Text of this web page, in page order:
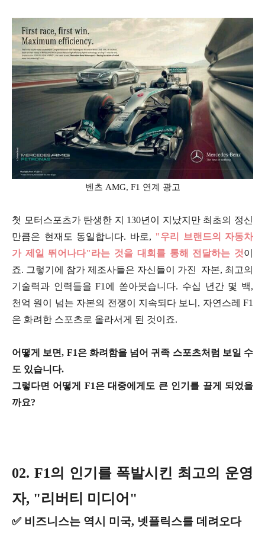
벤츠 AMG, F1 연계 광고
첫 모터스포츠가 탄생한 지 130년이 지났지만 최초의 정신
만큼은 현재도 동일합니다. 바로, "우리 브랜드의 자동차
가 제일 뛰어나다"라는 것을 대회를 통해 전달하는 것이
죠. 그렇기에 참가 제조사들은 자신들이 가진 자본, 최고의
기술력과 인력들을 F1에 쏟아붓습니다. 수십 년간 몇 백,
천억 원이 넘는 자본의 전쟁이 지속되다 보니, 자연스레 F1
은 화려한 스포츠로 올라서게 된 것이죠.
어떻게 보면, F1은 화려함을 넘어 귀족 스포츠처럼 보일 수
도 있습니다.
그렇다면 어떻게 F1은 대중에게도 큰 인기를 끌게 되었을
까요?
02. F1의 인기를 폭발시킨 최고의 운영
자, "리버티 미디어"
✅ 비즈니스는 역시 미국, 넷플릭스를 데려오다